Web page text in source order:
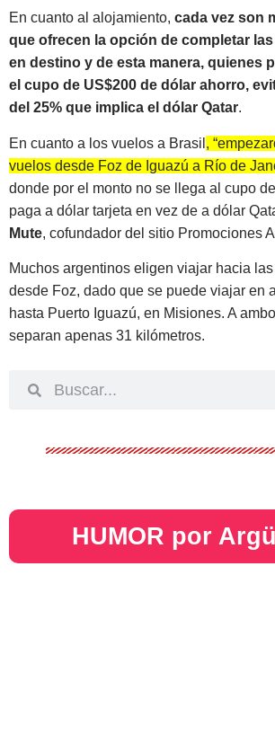
En cuanto al alojamiento, cada vez son
que ofrecen la opción de completar
en destino y de esta manera, quienes
el cupo de US$200 de dólar ahorro,
del 25% que implica el dólar Qatar.
En cuanto a los vuelos a Brasil ,
vuelos desde Foz de Iguazú a Río de
donde por el monto no se llega al cupo
paga a dólar tarjeta en vez de a dólar
Mute, cofundador del sitio Promociones
Muchos argentinos eligen viajar hacia
desde Foz, dado que se puede viajar en
hasta Puerto Iguazú, en Misiones. A
separan apenas 31 kilómetros.
HUMOR por